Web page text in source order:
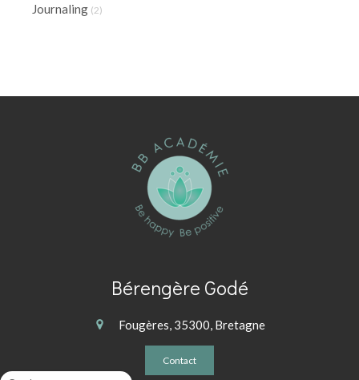
Journaling (2)
Bérengère Godé
Fougères, 35300, Bretagne
Contact